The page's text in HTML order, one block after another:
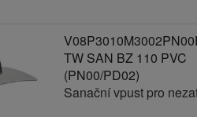
TW SAN BZ 110 PVC
(PN00/PD02)
Sanační vpust pro